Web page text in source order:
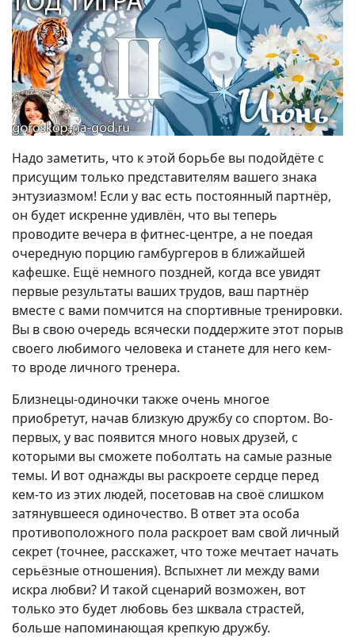
Надо заметить, что к этой борьбе вы подойдёте с
присущим только представителям вашего знака
энтузиазмом! Если у вас есть постоянный партнёр,
он будет искренне удивлён, что вы теперь
проводите вечера в фитнес-центре, а не поедая
очередную порцию гамбургеров в ближайшей
кафешке. Ещё немного поздней, когда все увидят
первые результаты ваших трудов, ваш партнёр
вместе с вами помчится на спортивные тренировки.
Вы в свою очередь всячески поддержите этот порыв
своего любимого человека и станете для него кем-
то вроде личного тренера.
Близнецы-одиночки также очень многое
приобретут, начав близкую дружбу со спортом. Во-
первых, у вас появится много новых друзей, с
которыми вы сможете поболтать на самые разные
темы. И вот однажды вы раскроете сердце перед
кем-то из этих людей, посетовав на своё слишком
затянувшееся одиночество. В ответ эта особа
противоположного пола раскроет вам свой личный
секрет (точнее, расскажет, что тоже мечтает начать
серьёзные отношения). Вспыхнет ли между вами
искра любви? И такой сценарий возможен, вот
только это будет любовь без шквала страстей,
больше напоминающая крепкую дружбу.